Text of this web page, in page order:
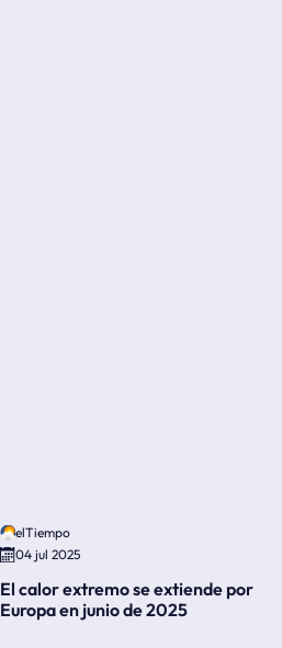
elTiempo
04 jul 2025
El calor extremo se extiende por
Europa en junio de 2025